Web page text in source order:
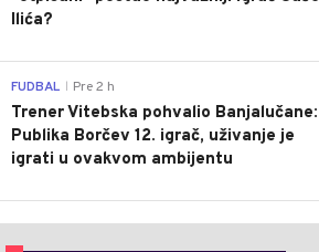
Ilića?
FUDBAL Pre 2 h
Trener Vitebska pohvalio Banjalučane:
Publika Borčev 12. igrač, uživanje je
igrati u ovakvom ambijentu